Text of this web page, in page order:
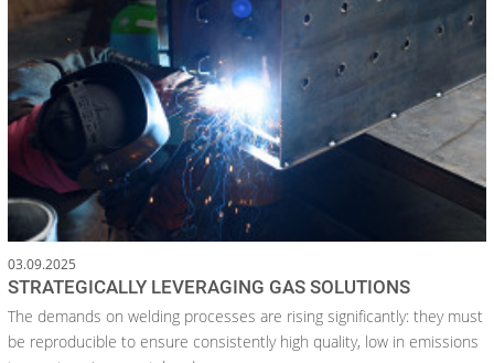
03.09.2025
STRATEGICALLY LEVERAGING GAS SOLUTIONS
The demands on welding processes are rising significantly: they must
be reproducible to ensure consistently high quality, low in emissions